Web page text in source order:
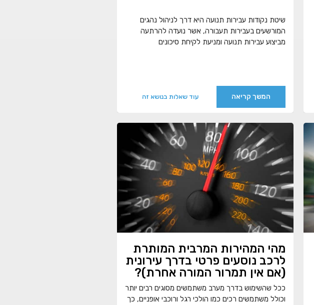
שיטת נקודות עבירות תנועה היא דרך לניהול נהגים
המורשעים בעבירות תעבורה, אשר נועדה להרתעה
מביצוע עבירות תנועה ומניעת לקיחת סיכונים
המשך קריאה עוד שאלות בנושא זה
מהי המהירות המרבית המותרת
לרכב נוסעים פרטי בדרך עירונית
(אם אין תמרור המורה אחרת)?
ככל שהשימוש בדרך מערב משתמשים מסוגים רבים יותר
וכולל משתמשים רכים כמו הולכי רגל ורוכבי אופניים, כך